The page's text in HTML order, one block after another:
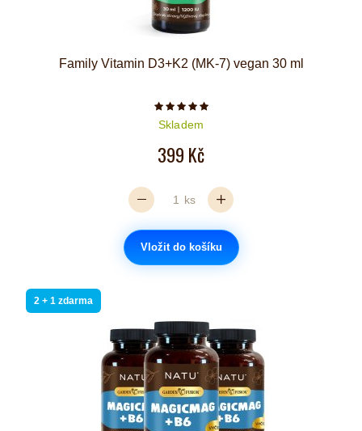
Family Vitamin D3+K2 (MK-7) vegan 30 ml
Počet hvězdiček je 5 z 5
Skladem
399 Kč
ks
Vložit do košíku
2 + 1 zdarma